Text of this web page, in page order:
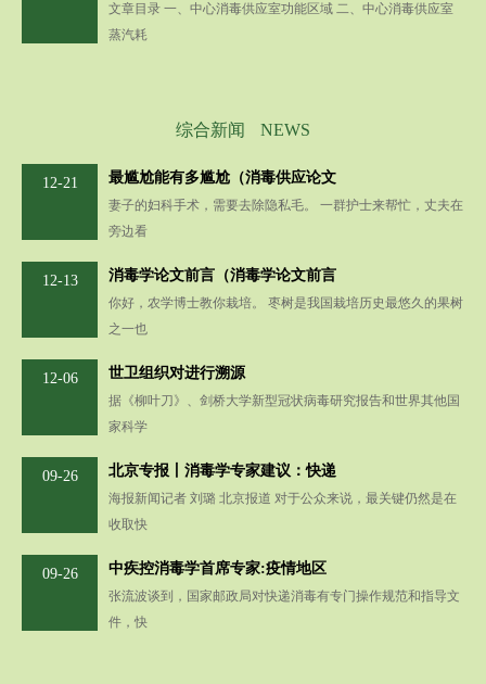
文章目录 一、中心消毒供应室功能区域 二、中心消毒供应室
蒸汽耗
综合新闻 NEWS
12-21 最尴尬能有多尴尬（消毒供应论文
妻子的妇科手术，需要去除隐私毛。 一群护士来帮忙，丈夫在
旁边看
12-13 消毒学论文前言（消毒学论文前言
你好，农学博士教你栽培。 枣树是我国栽培历史最悠久的果树
之一也
12-06 世卫组织对进行溯源
据《柳叶刀》、剑桥大学新型冠状病毒研究报告和世界其他国
家科学
09-26 北京专报丨消毒学专家建议：快递
海报新闻记者 刘璐 北京报道 对于公众来说，最关键仍然是在
收取快
09-26 中疾控消毒学首席专家:疫情地区
张流波谈到，国家邮政局对快递消毒有专门操作规范和指导文
件，快